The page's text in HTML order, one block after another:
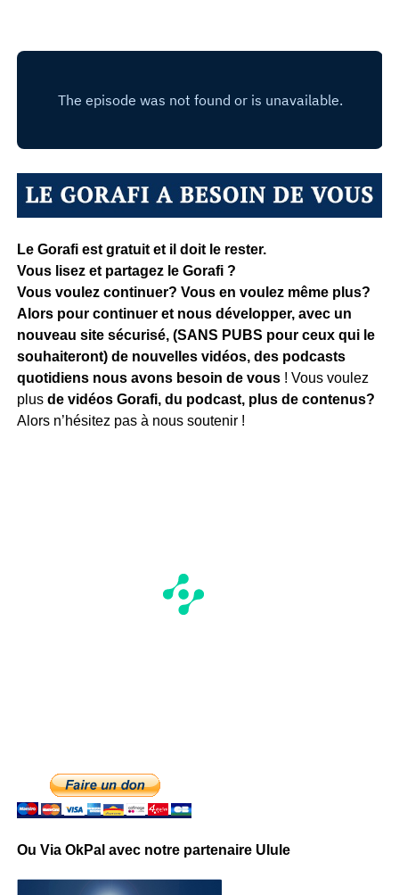
Le Gorafi est gratuit et il doit le rester.
Vous lisez et partagez le Gorafi ?
Vous voulez continuer? Vous en voulez même plus?
Alors pour continuer et nous développer, avec un
nouveau site sécurisé, (SANS PUBS pour ceux qui le
souhaiteront) de nouvelles vidéos, des podcasts
quotidiens nous avons besoin de vous ! Vous voulez
plus de vidéos Gorafi, du podcast, plus de contenus?
Alors n’hésitez pas à nous soutenir !
Ou Via OkPal avec notre partenaire Ulule